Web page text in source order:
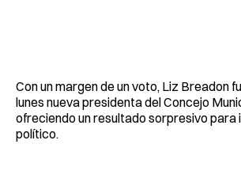
Con un margen de un voto, Liz Breadon
lunes nueva presidenta del Concejo
ofreciendo un resultado sorpresivo para
político.